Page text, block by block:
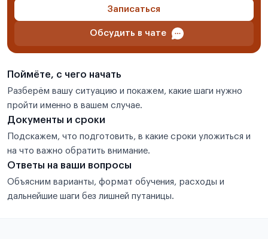
Записаться
Обсудить в чате
Поймёте, с чего начать
Разберём вашу ситуацию и покажем, какие шаги нужно
пройти именно в вашем случае.
Документы и сроки
Подскажем, что подготовить, в какие сроки уложиться и
на что важно обратить внимание.
Ответы на ваши вопросы
Объясним варианты, формат обучения, расходы и
дальнейшие шаги без лишней путаницы.